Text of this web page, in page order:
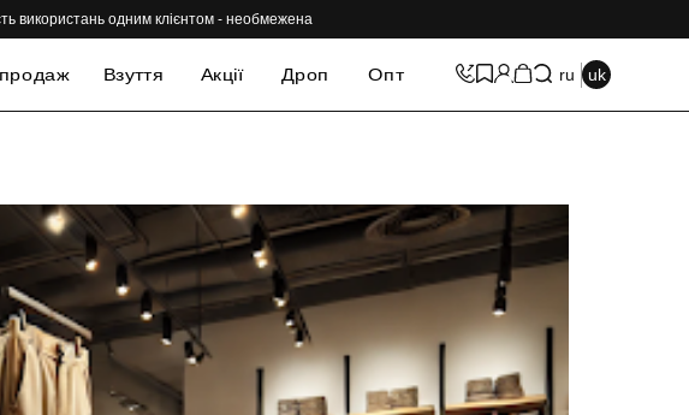
використань одним клієнтом - необмежена
Взуття Акції Дроп Опт ru uk